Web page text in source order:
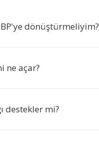
dönüştürmeliyim?
ne açar?
destekler mi?